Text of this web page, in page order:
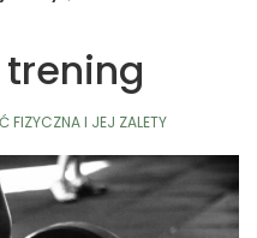
trening
FIZYCZNA I JEJ ZALETY